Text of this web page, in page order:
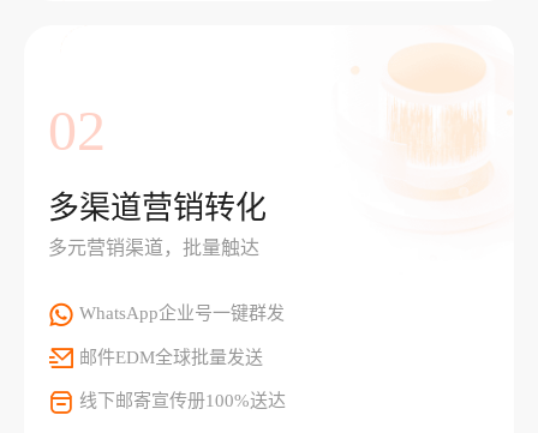
02
多渠道营销转化
多元营销渠道，批量触达
WhatsApp企业号一键群发
邮件EDM全球批量发送
线下邮寄宣传册100%送达